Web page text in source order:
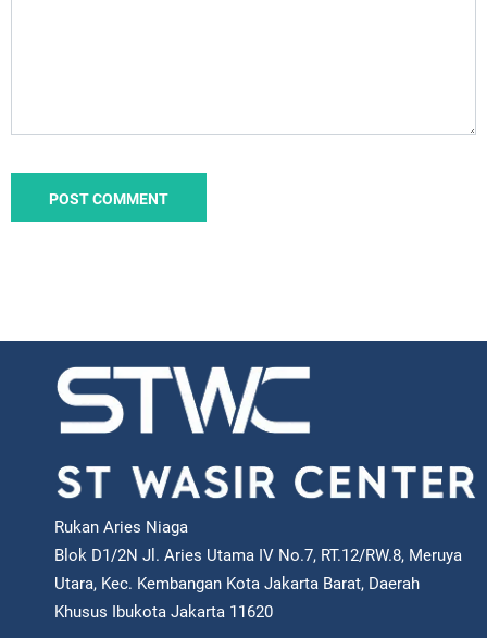
Rukan Aries Niaga
Blok D1/2N Jl. Aries Utama IV No.7, RT.12/RW.8, Meruya
Utara, Kec. Kembangan Kota Jakarta Barat, Daerah
Khusus Ibukota Jakarta 11620